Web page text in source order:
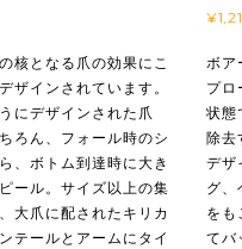
となる爪の効果にこ
インされています。
デザインされた爪
ん、フォール時のシ
ボトム到達時に大き
ル。サイズ以上の集
爪に配されたキリカ
ールとアームにタイ
¥1,210
ボア
プロ
状態
除去
デザ
グ、
をも
てバ